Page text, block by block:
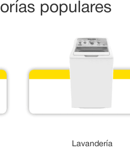
populares
Lavandería